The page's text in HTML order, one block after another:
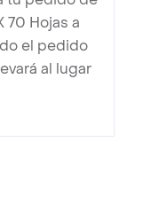
70 Hojas a
el pedido
al lugar